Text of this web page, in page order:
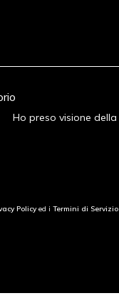
Ho preso visione della
Policyed i Termini di Servizio